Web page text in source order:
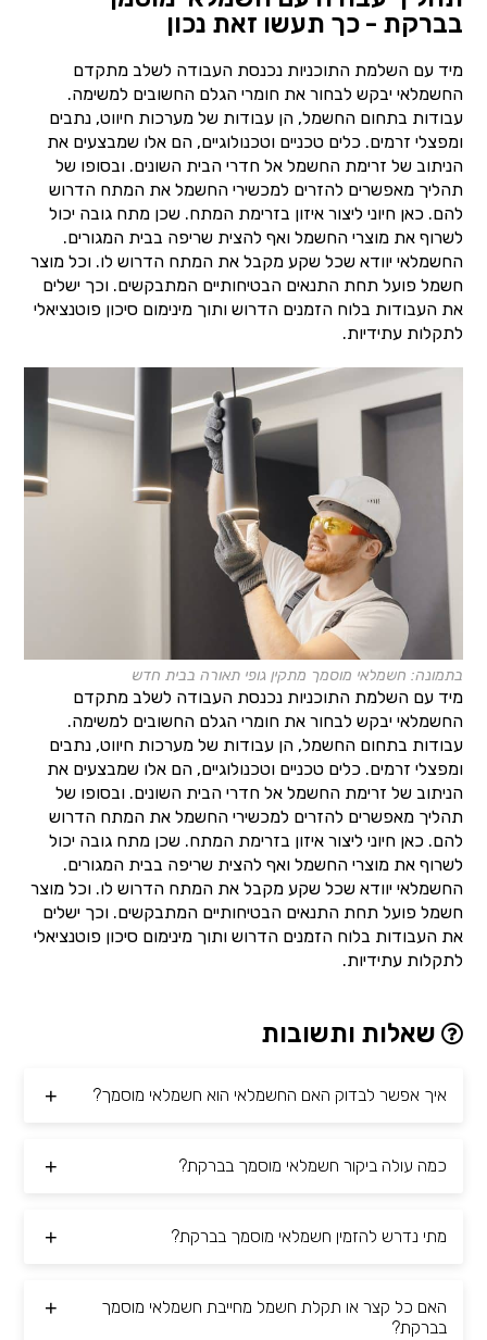
בברקת - כך תעשו זאת נכון
מיד עם השלמת התוכניות נכנסת העבודה לשלב מתקדם
החשמלאי יבקש לבחור את חומרי הגלם החשובים למשימה.
עבודות בתחום החשמל, הן עבודות של מערכות חיווט, נתבים
ומפצלי זרמים. כלים טכניים וטכנולוגיים, הם אלו שמבצעים את
הניתוב של זרימת החשמל אל חדרי הבית השונים. ובסופו של
תהליך מאפשרים להזרים למכשירי החשמל את המתח הדרוש
להם. כאן חיוני ליצור איזון בזרימת המתח. שכן מתח גובה יכול
לשרוף את מוצרי החשמל ואף להצית שריפה בבית המגורים.
החשמלאי יוודא שכל שקע מקבל את המתח הדרוש לו. וכל מוצר
חשמל פועל תחת התנאים הבטיחותיים המתבקשים. וכך ישלים
את העבודות בלוח הזמנים הדרוש ותוך מינימום סיכון פוטנציאלי
לתקלות עתידיות.
בתמונה: חשמלאי מוסמך מתקין גופי תאורה בבית חדש
מיד עם השלמת התוכניות נכנסת העבודה לשלב מתקדם
החשמלאי יבקש לבחור את חומרי הגלם החשובים למשימה.
עבודות בתחום החשמל, הן עבודות של מערכות חיווט, נתבים
ומפצלי זרמים. כלים טכניים וטכנולוגיים, הם אלו שמבצעים את
הניתוב של זרימת החשמל אל חדרי הבית השונים. ובסופו של
תהליך מאפשרים להזרים למכשירי החשמל את המתח הדרוש
להם. כאן חיוני ליצור איזון בזרימת המתח. שכן מתח גובה יכול
לשרוף את מוצרי החשמל ואף להצית שריפה בבית המגורים.
החשמלאי יוודא שכל שקע מקבל את המתח הדרוש לו. וכל מוצר
חשמל פועל תחת התנאים הבטיחותיים המתבקשים. וכך ישלים
את העבודות בלוח הזמנים הדרוש ותוך מינימום סיכון פוטנציאלי
לתקלות עתידיות.
שאלות ותשובות
איך אפשר לבדוק האם החשמלאי הוא חשמלאי מוסמך?
כמה עולה ביקור חשמלאי מוסמך בברקת?
מתי נדרש להזמין חשמלאי מוסמך בברקת?
האם כל קצר או תקלת חשמל מחייבת חשמלאי מוסמך
בברקת?